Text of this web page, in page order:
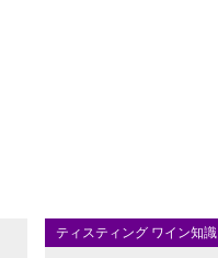
ティスティング ワイン知識